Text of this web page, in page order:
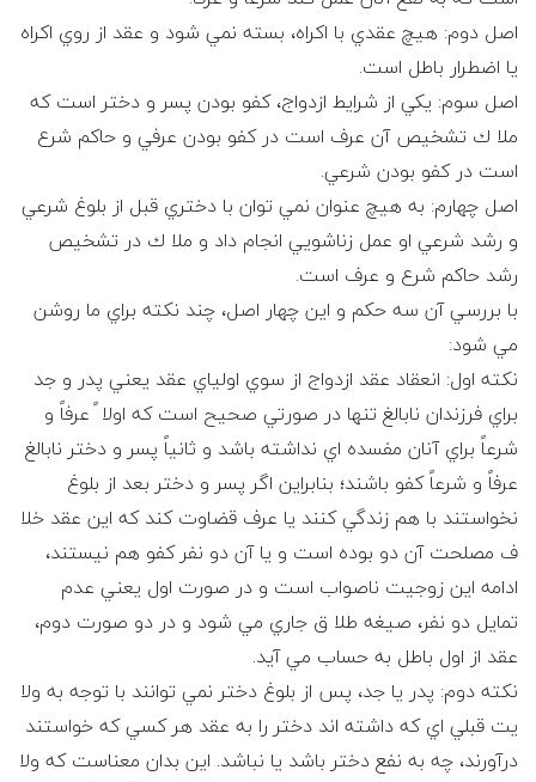
اصل دوم: هيچ عقدي با اكراه، بسته نمي شود و عقد از روي اكراه
يا اضطرار باطل است.
اصل سوم: يكي از شرايط ازدواج، كفو بودن پسر و دختر است كه
ملا ك تشخيص آن عرف است در كفو بودن عرفي و حاكم شرع
است در كفو بودن شرعي.
اصل چهارم: به هيچ عنوان نمي توان با دختري قبل از بلوغ شرعي
و رشد شرعي او عمل زناشويي انجام داد و ملا ك در تشخيص
رشد حاكم شرع و عرف است.
با بررسي آن سه حكم و اين چهار اصل، چند نكته براي ما روشن
مي شود:
نكته اول: انعقاد عقد ازدواج از سوي اولياي عقد يعني پدر و جد
براي فرزندان نابالغ تنها در صورتي صحيح است كه اولا ً عرفاً و
شرعاً براي آنان مفسده اي نداشته باشد و ثانياً پسر و دختر نابالغ
عرفاً و شرعاً كفو باشند؛ بنابراين اگر پسر و دختر بعد از بلوغ
نخواستند با هم زندگي كنند يا عرف قضاوت كند كه اين عقد خلا
ف مصلحت آن دو بوده است و يا آن دو نفر كفو هم نيستند،
ادامه اين زوجيت ناصواب است و در صورت اول يعني عدم
تمايل دو نفر، صيغه طلا ق جاري مي شود و در دو صورت دوم،
عقد از اول باطل به حساب مي آيد.
نكته دوم: پدر يا جد، پس از بلوغ دختر نمي توانند با توجه به ولا
يت قبلي اي كه داشته اند دختر را به عقد هر كسي كه خواستند
درآورند، چه به نفع دختر باشد يا نباشد. اين بدان معناست كه ولا